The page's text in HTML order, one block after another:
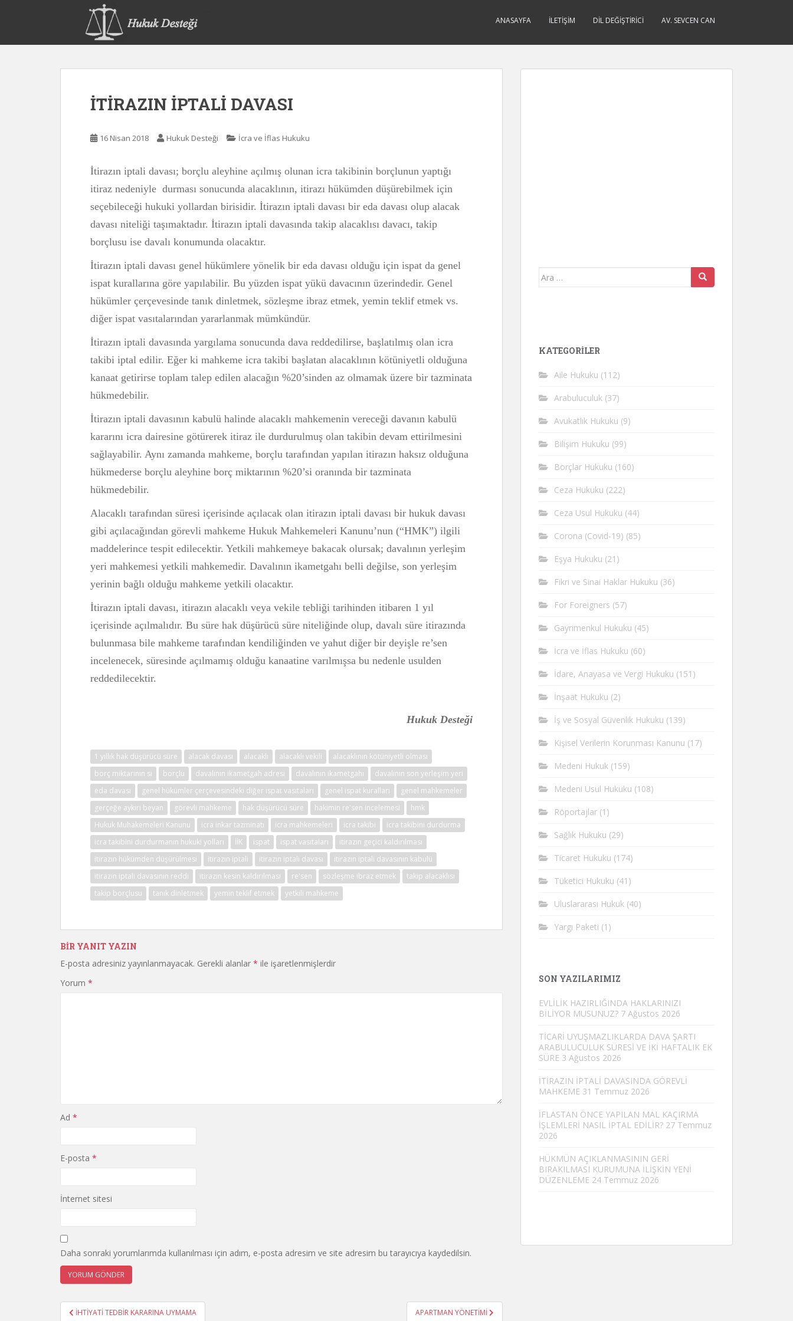
p
ANASAYFA İLETIŞIM DIL DEĞIŞTIRICI AV. SEVCEN CAN
İTİRAZIN İPTALİ DAVASI
16 Nisan 2018 Hukuk Desteği İcra ve İflas Hukuku
İtirazın iptali davası; borçlu aleyhine açılmış olunan icra takibinin borçlunun yaptığı
itiraz nedeniyle durması sonucunda alacaklının, itirazı hükümden düşürebilmek için
seçebileceği hukuki yollardan birisidir. İtirazın iptali davası bir eda davası olup alacak
davası niteliği taşımaktadır. İtirazın iptali davasında takip alacaklısı davacı, takip
borçlusu ise davalı konumunda olacaktır.
İtirazın iptali davası genel hükümlere yönelik bir eda davası olduğu için ispat da genel
ispat kurallarına göre yapılabilir. Bu yüzden ispat yükü davacının üzerindedir. Genel
hükümler çerçevesinde tanık dinletmek, sözleşme ibraz etmek, yemin teklif etmek vs.
diğer ispat vasıtalarından yararlanmak mümkündür.
İtirazın iptali davasında yargılama sonucunda dava reddedilirse, başlatılmış olan icra
takibi iptal edilir. Eğer ki mahkeme icra takibi başlatan alacaklının kötüniyetli olduğuna
kanaat getirirse toplam talep edilen alacağın %20’sinden az olmamak üzere bir tazminata
hükmedebilir.
İtirazın iptali davasının kabulü halinde alacaklı mahkemenin vereceği davanın kabulü
kararını icra dairesine götürerek itiraz ile durdurulmuş olan takibin devam ettirilmesini
sağlayabilir. Aynı zamanda mahkeme, borçlu tarafından yapılan itirazın haksız olduğuna
hükmederse borçlu aleyhine borç miktarının %20’si oranında bir tazminata
hükmedebilir.
Alacaklı tarafından süresi içerisinde açılacak olan itirazın iptali davası bir hukuk davası
gibi açılacağından görevli mahkeme Hukuk Mahkemeleri Kanunu’nun (“HMK”) ilgili
maddelerince tespit edilecektir. Yetkili mahkemeye bakacak olursak; davalının yerleşim
yeri mahkemesi yetkili mahkemedir. Davalının ikametgahı belli değilse, son yerleşim
yerinin bağlı olduğu mahkeme yetkili olacaktır.
İtirazın iptali davası, itirazın alacaklı veya vekile tebliği tarihinden itibaren 1 yıl
içerisinde açılmalıdır. Bu süre hak düşürücü süre niteliğinde olup, davalı süre itirazında
bulunmasa bile mahkeme tarafından kendiliğinden ve yahut diğer bir deyişle re’sen
incelenecek, süresinde açılmamış olduğu kanaatine varılmışsa bu nedenle usulden
reddedilecektir.
Hukuk Desteği
1 yıllık hak düşürücü süre alacak davası alacaklı alacaklı vekili
alacaklının kötüniyetli olması
borç miktarının si
borçlu davalının ikametgah adresi davalının ikametgahı
davalının son yerleşim yeri
eda davası
genel hükümler çerçevesindeki diğer ispat vasıtaları genel ispat kuralları
genel mahkemeler
gerçeğe aykırı beyan
görevli mahkeme hak düşürücü süre hakimin re'sen incelemesi
hmk
Hukuk Muhakemeleri Kanunu
icra inkar tazminatı icra mahkemeleri icra takibi
icra takibini durdurma
icra takibini durdurmanın hukuki yolları
İİK ispat ispat vasıtaları
itirazın geçici kaldırılması
itirazın hükümden düşürülmesi
itirazın iptali itirazın iptali davası
itirazın iptali davasının kabulü
itirazın iptali davasının reddi
itirazın kesin kaldırılması re'sen sözleşme ibraz etmek
takip alacaklısı
takip borçlusu
tanık dinletmek yemin teklif etmek yetkili mahkeme
BIR YANIT YAZIN
E-posta adresiniz yayınlanmayacak. Gerekli alanlar * ile işaretlenmişlerdir
Yorum *
Ad *
E-posta *
İnternet sitesi
Daha sonraki yorumlarımda kullanılması için adım, e-posta adresim ve site adresim bu tarayıcıya kaydedilsin.
YazıİHTİYATİ TEDBİR KARARINA UYMAMA APARTMAN YÖNETİMİ
Arama
KATEGORİLER
Aile Hukuku (112)
Arabuluculuk (37)
Avukatlık Hukuku (9)
Bilişim Hukuku (99)
Borçlar Hukuku (160)
Ceza Hukuku (222)
Ceza Usul Hukuku (44)
Corona (Covid-19) (85)
Eşya Hukuku (21)
Fikri ve Sinai Haklar Hukuku (36)
For Foreigners (57)
Gayrimenkul Hukuku (45)
İcra ve İflas Hukuku (60)
İdare, Anayasa ve Vergi Hukuku (151)
İnşaat Hukuku (2)
İş ve Sosyal Güvenlik Hukuku (139)
Kişisel Verilerin Korunması Kanunu (17)
Medeni Hukuk (159)
Medeni Usul Hukuku (108)
Röportajlar (1)
Sağlık Hukuku (29)
Ticaret Hukuku (174)
Tüketici Hukuku (41)
Uluslararası Hukuk (40)
Yargı Paketi (1)
SON YAZILARIMIZ
EVLİLİK HAZIRLIĞINDA HAKLARINIZI
BİLİYOR MUSUNUZ? 7 Ağustos 2026
TİCARİ UYUŞMAZLIKLARDA DAVA ŞARTI
ARABULUCULUK SÜRESİ VE İKİ HAFTALIK EK
SÜRE 3 Ağustos 2026
İTİRAZIN İPTALİ DAVASINDA GÖREVLİ
MAHKEME 31 Temmuz 2026
İFLASTAN ÖNCE YAPILAN MAL KAÇIRMA
İŞLEMLERİ NASIL İPTAL EDİLİR? 27 Temmuz
2026
HÜKMÜN AÇIKLANMASININ GERİ
BIRAKILMASI KURUMUNA İLİŞKİN YENİ
DÜZENLEME 24 Temmuz 2026